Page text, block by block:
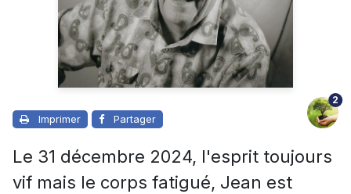
Imprimer Partager
2
Le 31 décembre 2024, l'esprit toujours
vif mais le corps fatigué, Jean est